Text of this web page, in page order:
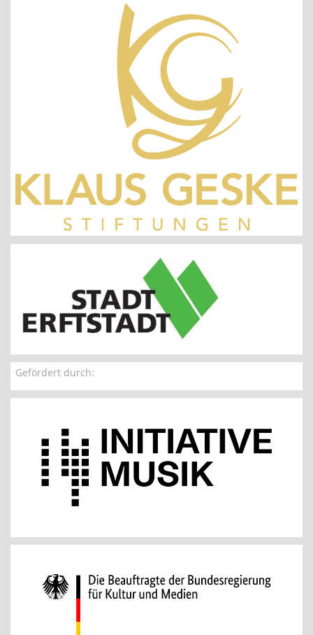
Gefördert durch: